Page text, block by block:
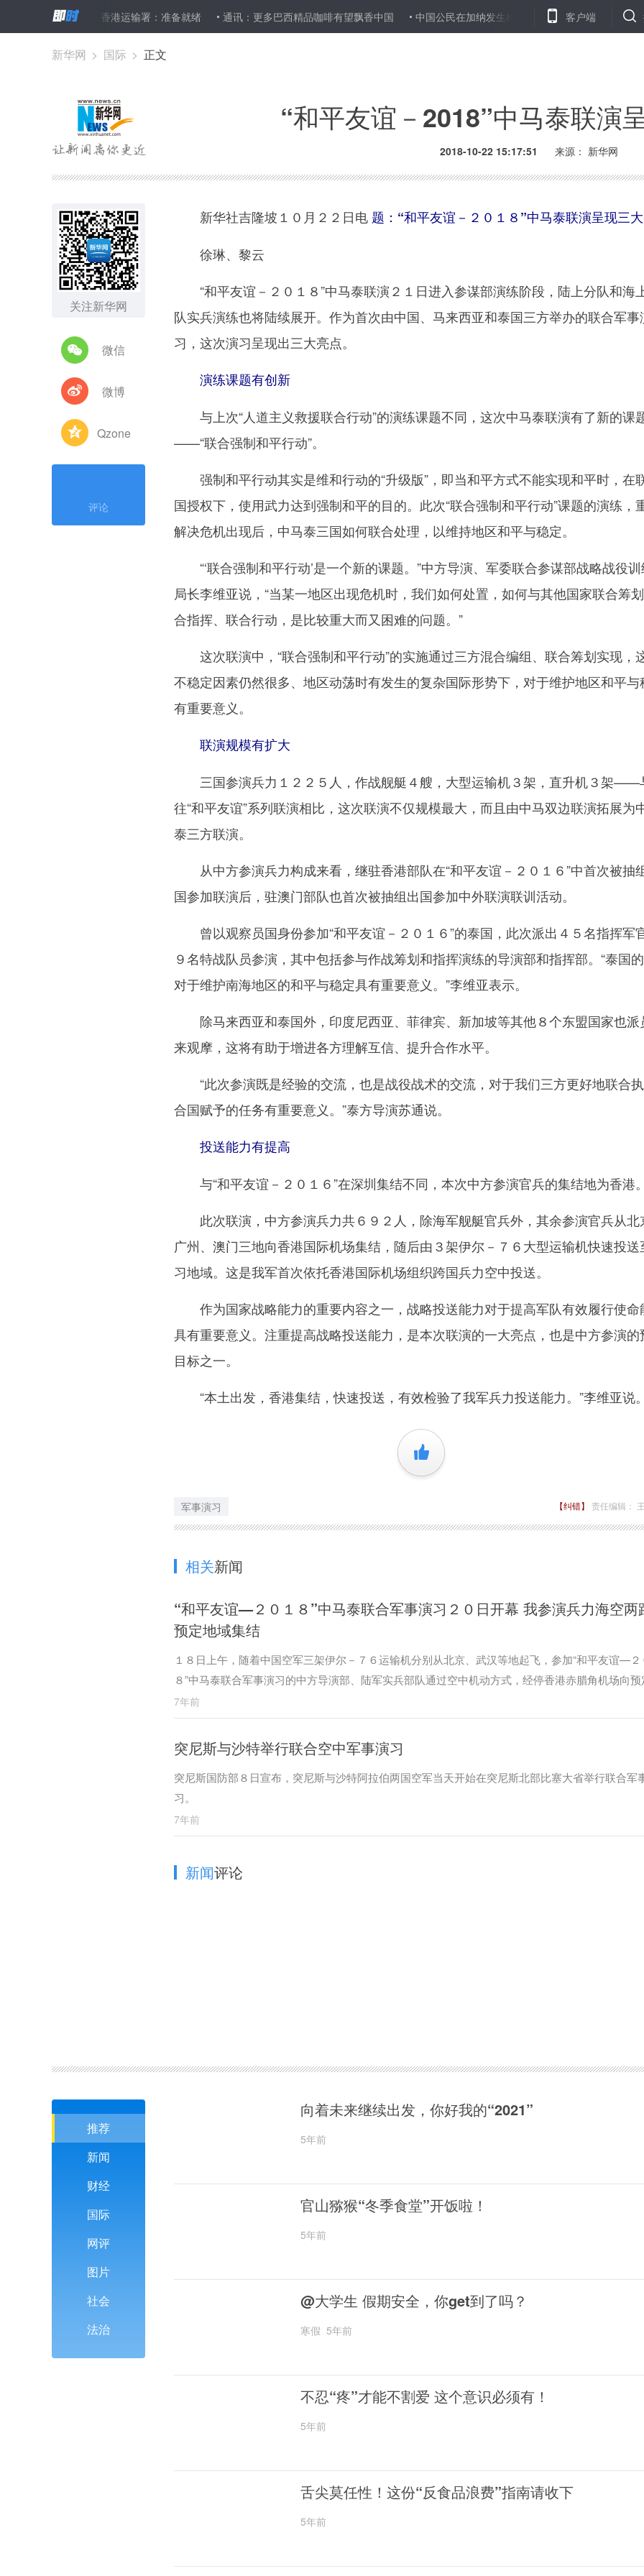
正式通车 香港运输署：准备就绪 通讯：更多巴西精品咖啡有望飘香中国 中国公民在加纳发生枪案2死1伤 中使馆启动应急机制 世
客户端
新华网 > 国际 > 正文
“和平友谊－2018”中马泰联演
2018-10-22 15:17:51 来源： 新华网
关注新华网
微信
微博
Qzone
评论
新华社吉隆坡１０月２２日电 题：“和平友谊－２０１８”中马泰联演呈现三
徐琳、黎云
“和平友谊－２０１８”中马泰联演２１日进入参谋部演练阶段，陆上分队和海
队实兵演练也将陆续展开。作为首次由中国、马来西亚和泰国三方举办的联合军事
习，这次演习呈现出三大亮点。
演练课题有创新
与上次“人道主义救援联合行动”的演练课题不同，这次中马泰联演有了新的课
——“联合强制和平行动”。
强制和平行动其实是维和行动的“升级版”，即当和平方式不能实现和平时，在
国授权下，使用武力达到强制和平的目的。此次“联合强制和平行动”课题的演练，
解决危机出现后，中马泰三国如何联合处理，以维持地区和平与稳定。
“‘联合强制和平行动’是一个新的课题。”中方导演、军委联合参谋部战略战役训
局长李维亚说，“当某一地区出现危机时，我们如何处置，如何与其他国家联合筹
合指挥、联合行动，是比较重大而又困难的问题。”
这次联演中，“联合强制和平行动”的实施通过三方混合编组、联合筹划实现，
不稳定因素仍然很多、地区动荡时有发生的复杂国际形势下，对于维护地区和平与
有重要意义。
联演规模有扩大
三国参演兵力１２２５人，作战舰艇４艘，大型运输机３架，直升机３架——
往“和平友谊”系列联演相比，这次联演不仅规模最大，而且由中马双边联演拓展为
泰三方联演。
从中方参演兵力构成来看，继驻香港部队在“和平友谊－２０１６”中首次被抽
国参加联演后，驻澳门部队也首次被抽组出国参加中外联演联训活动。
曾以观察员国身份参加“和平友谊－２０１６”的泰国，此次派出４５名指挥军
９名特战队员参演，其中包括参与作战筹划和指挥演练的导演部和指挥部。“泰国
对于维护南海地区的和平与稳定具有重要意义。”李维亚表示。
除马来西亚和泰国外，印度尼西亚、菲律宾、新加坡等其他８个东盟国家也派
来观摩，这将有助于增进各方理解互信、提升合作水平。
“此次参演既是经验的交流，也是战役战术的交流，对于我们三方更好地联合
合国赋予的任务有重要意义。”泰方导演苏通说。
投送能力有提高
与“和平友谊－２０１６”在深圳集结不同，本次中方参演官兵的集结地为香港。
此次联演，中方参演兵力共６９２人，除海军舰艇官兵外，其余参演官兵从北
广州、澳门三地向香港国际机场集结，随后由３架伊尔－７６大型运输机快速投送
习地域。这是我军首次依托香港国际机场组织跨国兵力空中投送。
作为国家战略能力的重要内容之一，战略投送能力对于提高军队有效履行使命
具有重要意义。注重提高战略投送能力，是本次联演的一大亮点，也是中方参演的
目标之一。
“本土出发，香港集结，快速投送，有效检验了我军兵力投送能力。”李维亚说。
+1
军事演习 【纠错】 责任编辑：
相关新闻
“和平友谊—２０１８”中马泰联合军事演习２０日开幕 我参演兵力海空两
预定地域集结
１８日上午，随着中国空军三架伊尔－７６运输机分别从北京、武汉等地起飞，参加“和平友谊—２
８”中马泰联合军事演习的中方导演部、陆军实兵部队通过空中机动方式，经停香港赤腊角机场向
习地域集结。
7年前
突尼斯与沙特举行联合空中军事演习
突尼斯国防部８日宣布，突尼斯与沙特阿拉伯两国空军当天开始在突尼斯北部比塞大省举行联合军
习。
7年前
新闻评论
推荐
新闻
财经
国际
网评
图片
社会
法治
向着未来继续出发，你好我的“2021”
5年前
官山猕猴“冬季食堂”开饭啦！
5年前
@大学生 假期安全，你get到了吗？
寒假 5年前
不忍“疼”才能不割爱 这个意识必须有！
5年前
舌尖莫任性！这份“反食品浪费”指南请收下
5年前